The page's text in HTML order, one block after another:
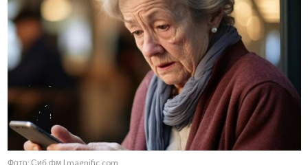
Фото: Сиб.фм | magnific.com